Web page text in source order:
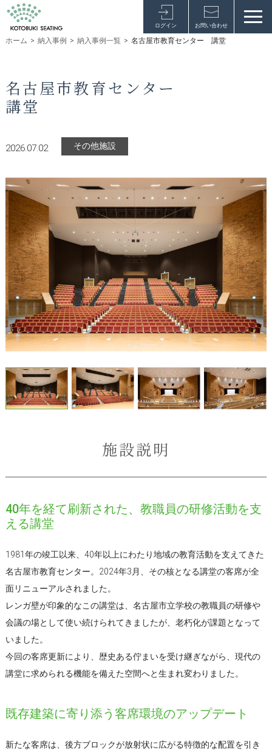
ログイン お問い合わせ
ホーム > 納入事例 > 納入事例一覧 > 名古屋市教育センター 講堂
名古屋市教育センター
講堂
2026.07.02 その他施設
施設説明
40年を経て刷新された、教職員の研修活動を支
える講堂
1981年の竣工以来、40年以上にわたり地域の教育活動を支えてきた
名古屋市教育センター。2024年3月、その核となる講堂の客席が全
面リニューアルされました。
レンガ壁が印象的なこの講堂は、名古屋市立学校の教職員の研修や
会議の場として使い続けられてきましたが、老朽化が課題となって
いました。
今回の客席更新により、歴史ある佇まいを受け継ぎながら、現代の
講堂に求められる機能を備えた空間へと生まれ変わりました。
既存建築に寄り添う客席環境のアップデート
新たな客席は、後方ブロックが放射状に広がる特徴的な配置を引き